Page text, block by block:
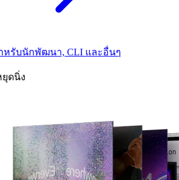
หรับนักพัฒนา, CLI และอื่นๆ
ดนิ่ง